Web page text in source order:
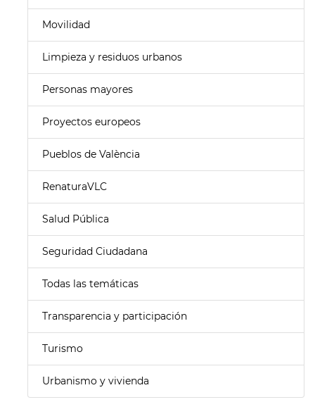
Movilidad
Limpieza y residuos urbanos
Personas mayores
Proyectos europeos
Pueblos de València
RenaturaVLC
Salud Pública
Seguridad Ciudadana
Todas las temáticas
Transparencia y participación
Turismo
Urbanismo y vivienda